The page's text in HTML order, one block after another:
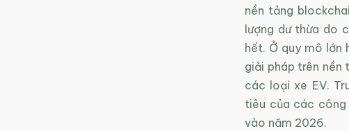
nền tảng
lượng dư thừa do
hết. Ở quy mô lớn
giải pháp trên nền
các loại xe EV.
tiêu của các
vào năm 2026.